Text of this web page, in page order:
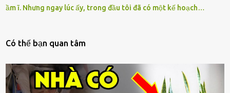
ầm ĩ. Nhưng ngay lúc ấy, trong đầu tôi đã có một kế hoạch…
Có thế bạn quan tâm